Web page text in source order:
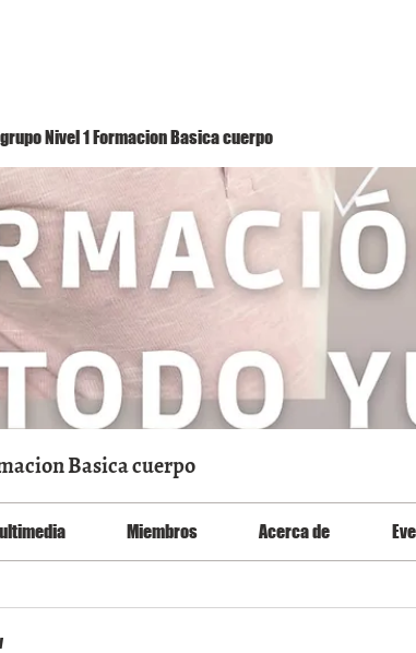
Nivel 1 Formacion Basica cuerpo
Basica cuerpo
Miembros Acerca de